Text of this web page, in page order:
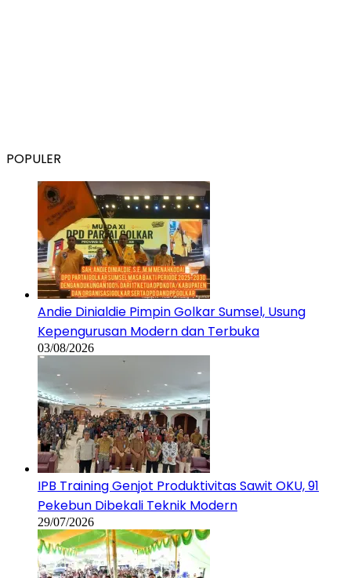
POPULER
Andie Dinialdie Pimpin Golkar Sumsel, Usung
Kepengurusan Modern dan Terbuka
03/08/2026
IPB Training Genjot Produktivitas Sawit OKU, 91
Pekebun Dibekali Teknik Modern
29/07/2026